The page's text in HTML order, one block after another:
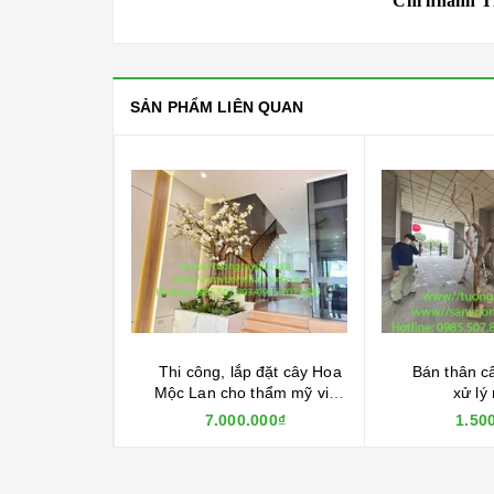
SẢN PHẨM LIÊN QUAN
Bán thân cây khô đã qua
xử lý mối mọt
1.500.000₫
Mai vàng
chất lượng,